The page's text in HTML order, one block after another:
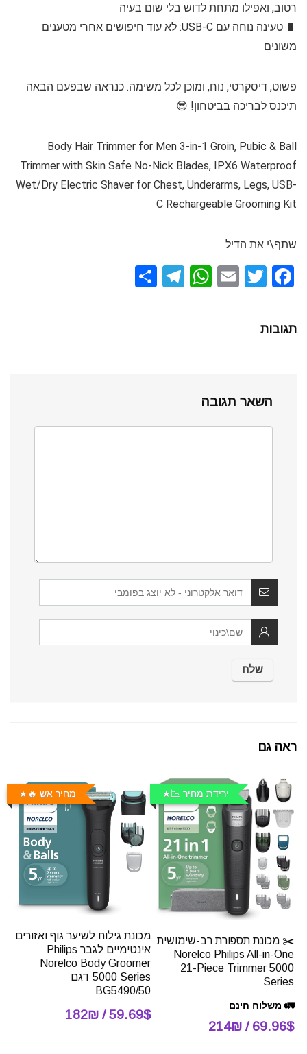
רטוב, ואפילו מתחת לדוש בלי שום בעיה
🔋 טעינה נוחה עם USB-C: לא עוד חיפושים אחרי מטענים
משונים
פשוט, דיסקרטי, נוח, ומוכן לכל משימה. כנראה שבפעם הבאה
תיכנס לבריכה בביטחון! 😎
Body Hair Trimmer for Men 3-in-1 Groin, Pubic & Ball
Trimmer with Skin Safe No-Nick Blades, IPX6 Waterproof
Wet/Dry Electric Shaver for Chest, Underarms, Legs, USB-
C Rechargeable Grooming Kit
שתף\י את הדיל
F
ce
b
k
T
E
W
T
תגובות
השאר תגובה
ראה גם
ירידת מחיר 📉
✂️ מכונת תספורת רב-שימושית
Norelco Philips All-in-One
21-Piece Trimmer 5000
Series
🚛 משלוח חינם
69.96$ / 214₪
מחיר אש 🔥
מכונת גילוח לשיער גוף ואזורים
אינטימיים לגבר Philips
Norelco Body Groomer
5000 Series דגם
BG5490/50
59.69$ / 182₪